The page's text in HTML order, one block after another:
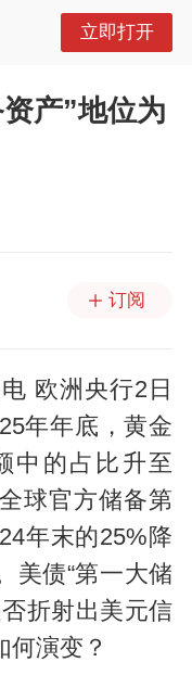
立即打开
产”地位为
订阅
欧洲央行2日
年年底，黄金
中的占比升至
球官方储备第
年末的25%降
美债“第一大储
折射出美元信
何演变？